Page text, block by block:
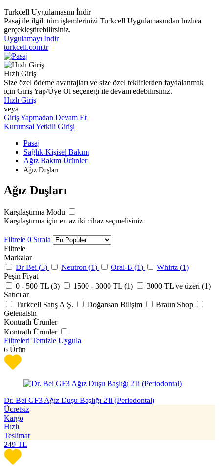
Turkcell Uygulamasını İndir
Pasaj ile ilgili tüm işlemlerinizi Turkcell Uygulamasından hızlıca
gerçekleştirebilirsiniz.
Uygulamayı İndir
turkcell.com.tr
Hızlı Giriş
Size özel ödeme avantajları ve size özel tekliflerden faydalanmak
için Giriş Yap/Üye Ol seçeneği ile devam edebilirsiniz.
Hızlı Giriş
veya
Giriş Yapmadan Devam Et
Kurumsal Yetkili Girişi
Pasaj
Sağlık-Kişisel Bakım
Ağız Bakım Ürünleri
Ağız Duşları
Ağız Duşları
Karşılaştırma Modu
Karşılaştırma için en az iki cihaz seçmelisiniz.
Filtrele 0 Sırala
Filtrele
Markalar
Dr Bei (3) Neutron (1) Oral-B (1) Whirtz (1)
Peşin Fiyat
0 - 500 TL (3) 1500 - 3000 TL (1) 3000 TL ve üzeri (1)
Satıcılar
Turkcell Satış A.Ş.
Doğansan Bilişim
Braun Shop
Gelenalsin
Kontratlı Ürünler
Kontratlı Ürünler
Filtreleri Temizle Uygula
6 Ürün
Dr. Bei GF3 Ağız Duşu Başlığı 2'li (Periodontal)
Ücretsiz
Kargo
Hızlı
Teslimat
249 TL